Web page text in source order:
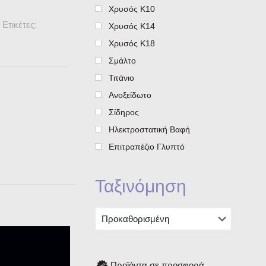
Ετικέτες:
Χρυσός Κ10
Χρυσός Κ14
Χρυσός Κ18
Σμάλτο
Τιτάνιο
Ανοξείδωτο
Σίδηρος
Ηλεκτροστατική Βαφή
Επιτραπέζιο Γλυπτό
Ταξινόμηση